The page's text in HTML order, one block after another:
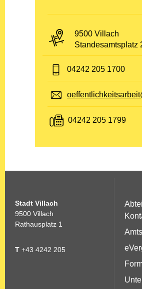
PLZ und Ort:
9500 Villach
Adresse:
Standesamtsplatz
Telefon:
04242 205 1700
E-Mail:
Fax:
04242 205 1799
Stadt Villach
9500 Villach
Rathausplatz 1
T +43 4242 205